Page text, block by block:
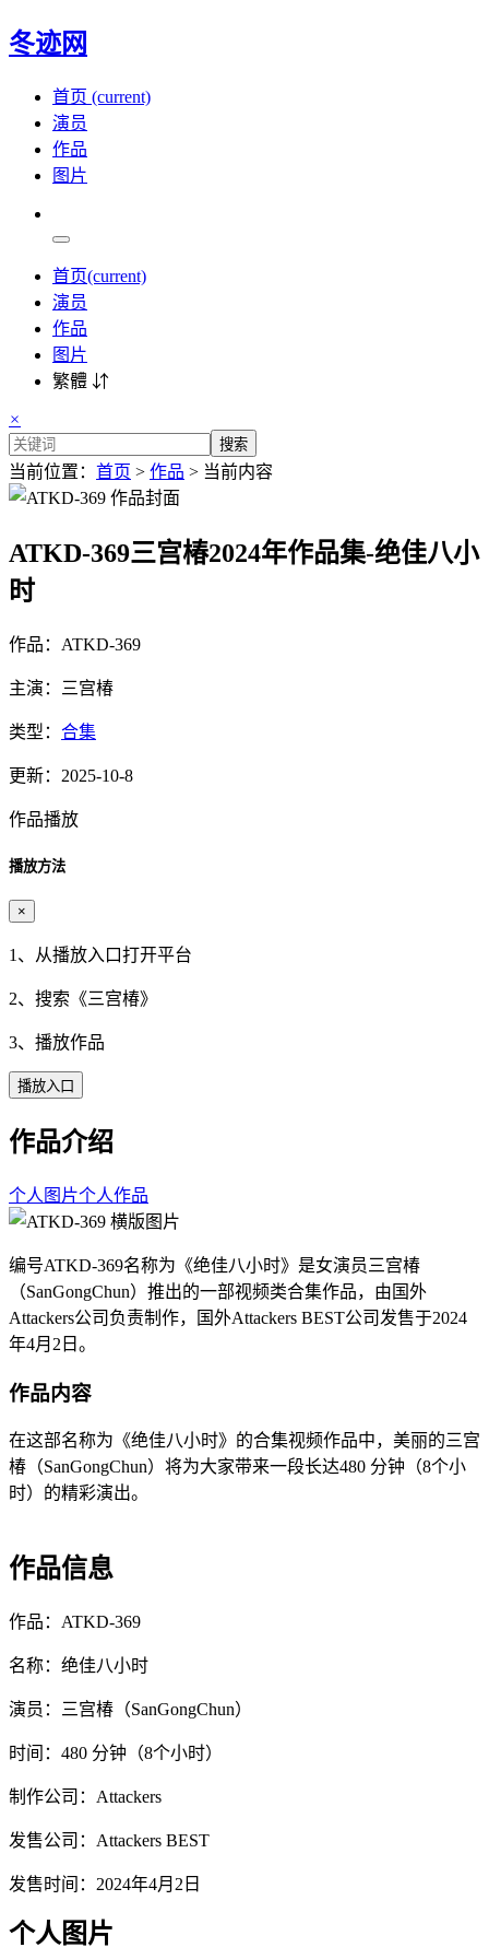
冬迹网
首页 (current)
演员
作品
图片
首页(current)
演员
作品
图片
繁體 ⇵
×
搜索
当前位置： 首页 > 作品 > 当前内容
ATKD-369三宫椿2024年作品集-绝佳八小
时
作品：ATKD-369
主演：三宫椿
类型： 合集
更新：2025-10-8
作品播放
播放方法
×
1、从播放入口打开平台
2、搜索《三宫椿》
3、播放作品
播放入口
作品介绍
个人图片个人作品
编号ATKD-369名称为《绝佳八小时》是女演员三宫椿
（SanGongChun）推出的一部视频类合集作品，由国外
Attackers公司负责制作，国外Attackers BEST公司发售于2024
年4月2日。
作品内容
在这部名称为《绝佳八小时》的合集视频作品中，美丽的三宫
椿（SanGongChun）将为大家带来一段长达480 分钟（8个小
时）的精彩演出。
作品信息
作品：ATKD-369
名称：绝佳八小时
演员：三宫椿（SanGongChun）
时间：480 分钟（8个小时）
制作公司：Attackers
发售公司：Attackers BEST
发售时间：2024年4月2日
个人图片